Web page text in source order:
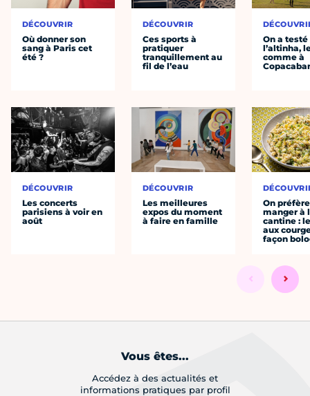
DÉCOUVRIR
Où donner son
sang à Paris cet
été ?
DÉCOUVRIR
Les concerts
parisiens à voir en
août
DÉCOUVRIR
Ces sports à
pratiquer
tranquillement au
fil de l’eau
DÉCOUVRIR
Les meilleures
expos du moment
à faire en famille
On a testé
l’altinha,
comme à
On préfère
manger à
cantine :
aux
façon
Vous êtes...
Accédez à des actualités et
informations pratiques par profil